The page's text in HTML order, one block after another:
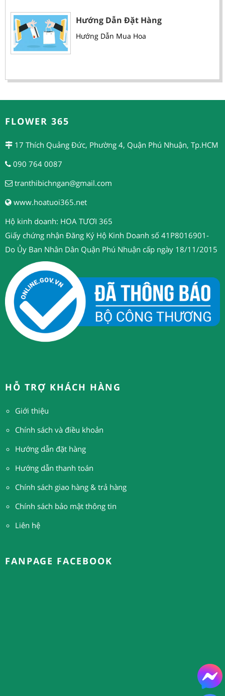
Hướng Dẫn Đặt Hàng
Hướng Dẫn Mua Hoa
FLOWER 365
17 Thích Quảng Đức, Phường 4, Quận Phú Nhuận, Tp.HCM
090 764 0087
tranthibichngan@gmail.com
www.hoatuoi365.net
Hộ kinh doanh: HOA TƯƠI 365
Giấy chứng nhận Đăng Ký Hộ Kinh Doanh số 41P8016901-
Do Ủy Ban Nhân Dân Quận Phú Nhuận cấp ngày 18/11/2015
HỖ TRỢ KHÁCH HÀNG
Giới thiệu
Chính sách và điều khoản
Hướng dẫn đặt hàng
Hướng dẫn thanh toán
Chính sách giao hàng & trả hàng
Chính sách bảo mật thông tin
Liên hệ
FANPAGE FACEBOOK